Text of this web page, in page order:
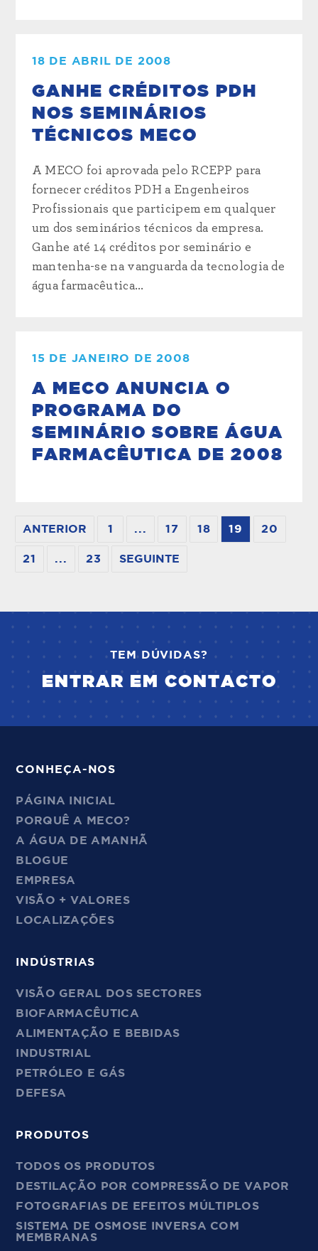
18 DE ABRIL DE 2008
GANHE CRÉDITOS PDH
NOS SEMINÁRIOS
TÉCNICOS MECO
A MECO foi aprovada pelo RCEPP para
fornecer créditos PDH a Engenheiros
Profissionais que participem em qualquer
um dos seminários técnicos da empresa.
Ganhe até 14 créditos por seminário e
mantenha-se na vanguarda da tecnologia de
água farmacêutica...
15 DE JANEIRO DE 2008
A MECO ANUNCIA O
PROGRAMA DO
SEMINÁRIO SOBRE ÁGUA
FARMACÊUTICA DE 2008
ANTERIOR 1 ... 17 18 19 20
21 ... 23 SEGUINTE
TEM DÚVIDAS?
ENTRAR EM CONTACTO
CONHEÇA-NOS
PÁGINA INICIAL
PORQUÊ A MECO?
A ÁGUA DE AMANHÃ
BLOGUE
EMPRESA
VISÃO + VALORES
LOCALIZAÇÕES
INDÚSTRIAS
VISÃO GERAL DOS SECTORES
BIOFARMACÊUTICA
ALIMENTAÇÃO E BEBIDAS
INDUSTRIAL
PETRÓLEO E GÁS
DEFESA
PRODUTOS
TODOS OS PRODUTOS
DESTILAÇÃO POR COMPRESSÃO DE VAPOR
FOTOGRAFIAS DE EFEITOS MÚLTIPLOS
SISTEMA DE OSMOSE INVERSA COM
MEMBRANAS